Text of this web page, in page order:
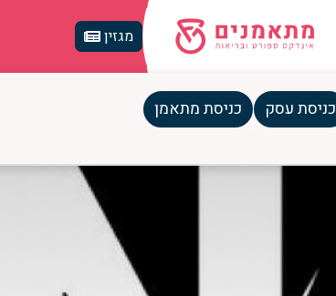
מגזין
כניסת עסק כניסת מתאמן